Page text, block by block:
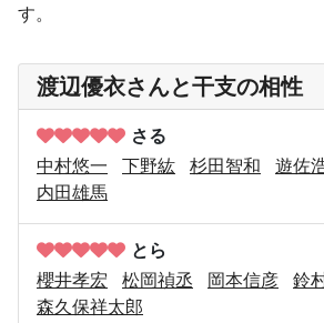
す。
渡辺優衣さんと干支の相性
さる
中村悠一
下野紘 杉田智和 遊佐
内田雄馬
とら
櫻井孝宏
松岡禎丞 岡本信彦 鈴
森久保祥太郎